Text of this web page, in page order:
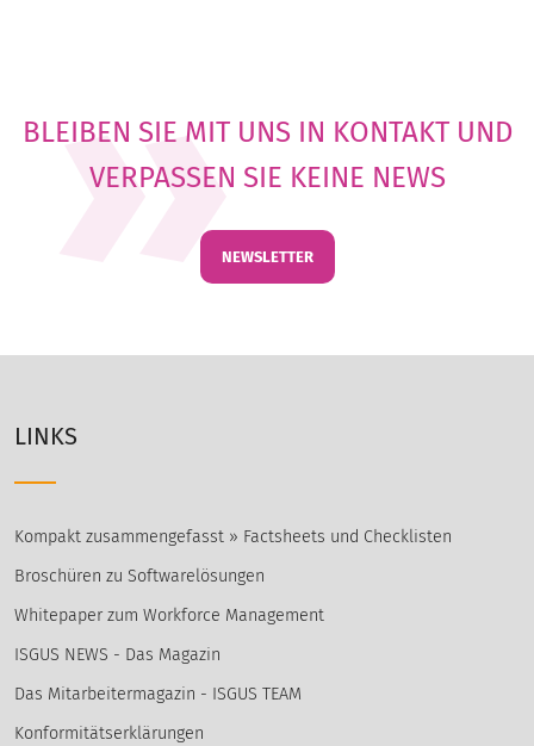
BLEIBEN SIE MIT UNS IN KONTAKT UND
VERPASSEN SIE KEINE NEWS
NEWSLETTER
LINKS
Kompakt zusammengefasst » Factsheets und Checklisten
Broschüren zu Softwarelösungen
Whitepaper zum Workforce Management
ISGUS NEWS - Das Magazin
Das Mitarbeitermagazin - ISGUS TEAM
Konformitätserklärungen